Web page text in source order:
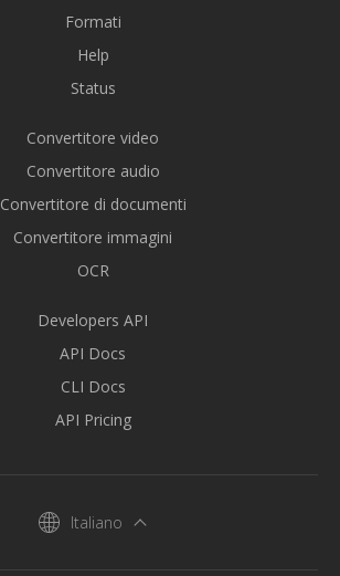
Formati
Help
Status
Convertitore video
Convertitore audio
Convertitore di documenti
Convertitore immagini
OCR
Developers API
API Docs
CLI Docs
API Pricing
Italiano